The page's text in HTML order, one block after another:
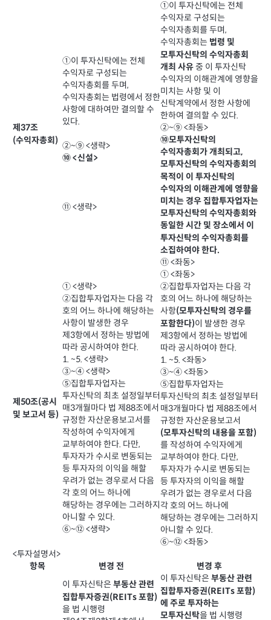
제37조
(수익자총회)
①이 투자신탁에는 전체
수익자로 구성되는
수익자총회를 두며,
수익자총회는 법령에서 정한
사항에 대하여만 결의할 수
있다.
②~⑨ <생략>
⑩ <신설>
⑪ <생략>
①이 투자신탁에는 전체
수익자로 구성되는
수익자총회를 두며,
수익자총회는 법령 및
모투자신탁의 수익자총회
개최 사유중 이 투자신탁
수익자의 이해관계에 영향을
미치는 사항 및 이
신탁계약에서 정한 사항에
한하여 결의할 수 있다.
②~⑨ <좌동>
⑩모투자신탁의
수익자총회가 개최되고,
모투자신탁의 수익자총회의
목적이 이 투자신탁의
수익자의 이해관계에 영향을
미치는 경우 집합투자업자는
모투자신탁의 수익자총회와
동일한 시간 및 장소에서 이
투자신탁의 수익자총회를
소집하여야 한다.
⑪ <좌동>
제50조(공시
및 보고서 등)
① <생략>
②집합투자업자는 다음 각
호의 어느 하나에 해당하는
사항이 발생한 경우
제3항에서 정하는 방법에
따라 공시하여야 한다.
1. ~5. <생략>
③~④ <생략>
⑤집합투자업자는
투자신탁의 최초 설정일부터
매3개월마다 법 제88조에서
규정한 자산운용보고서를
작성하여 수익자에게
교부하여야 한다. 다만,
투자자가 수시로 변동되는
등 투자자의 이익을 해할
우려가 없는 경우로서 다음
각 호의 어느 하나에
해당하는 경우에는 그러하지
아니할 수 있다.
⑥~⑫ <생략>
① <좌동>
②집합투자업자는 다음 각
호의 어느 하나에 해당하는
사항(모투자신탁의 경우를
포함한다)이 발생한 경우
제3항에서 정하는 방법에
따라 공시하여야 한다.
1. ~5. <좌동>
③~④ <좌동>
⑤집합투자업자는
투자신탁의 최초 설정일부터
매3개월마다 법 제88조에서
규정한 자산운용보고서
(모투자신탁의 내용을 포함)
를 작성하여 수익자에게
교부하여야 한다. 다만,
투자자가 수시로 변동되는
등 투자자의 이익을 해할
우려가 없는 경우로서 다음
각 호의 어느 하나에
해당하는 경우에는 그러하지
아니할 수 있다.
⑥~⑫ <좌동>
<투자설명서>
항목
변경 전
변경 후
이 투자신탁은 부동산 관련
집합투자증권(REITs 포함)
을 법 시행령
이 투자신탁은 부동산 관련
집합투자증권(REITs 포함)
에 주로 투자하는
모투자신탁을 법 시행령